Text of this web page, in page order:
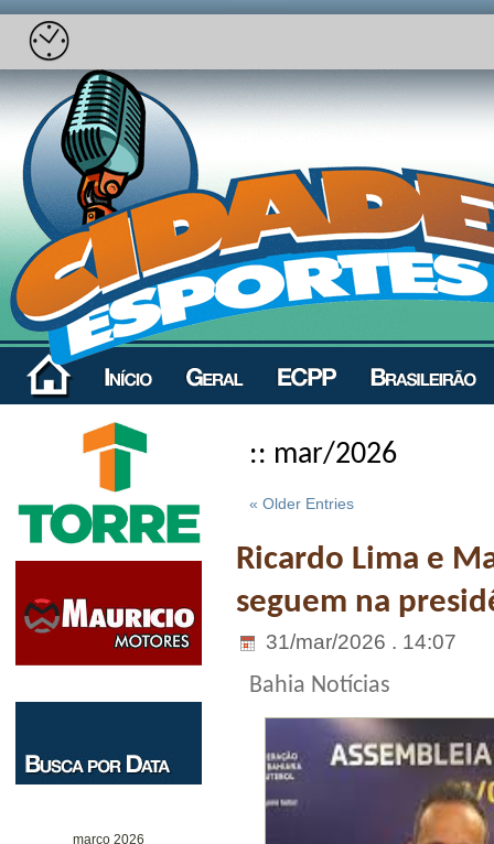
março 2026
:: mar/2026
« Older Entries
Ricardo Lima e
seguem na
31/mar/2026 . 14:07
Bahia Notícias